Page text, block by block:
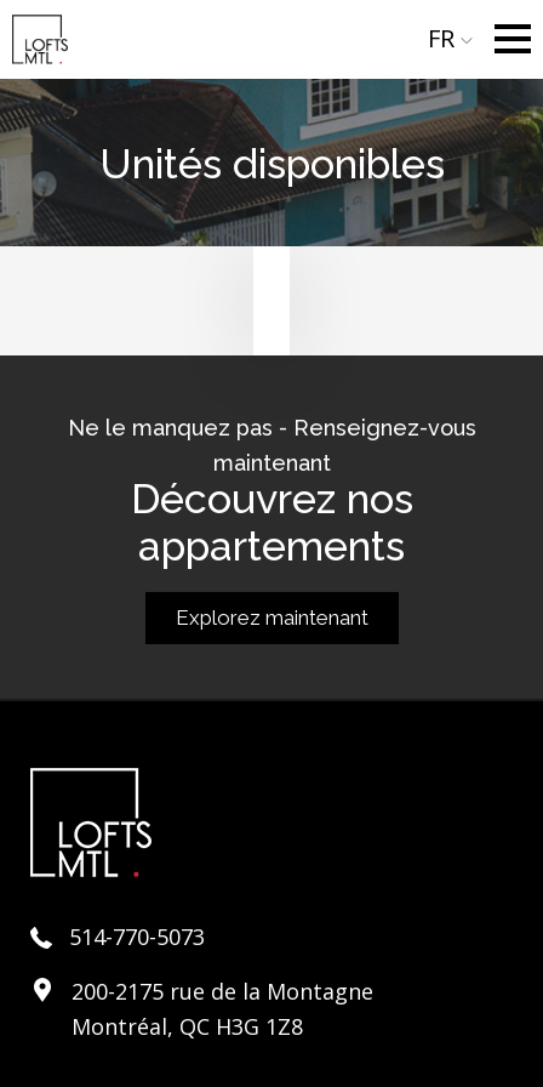
FR
Unités disponibles
Ne le manquez pas - Renseignez-vous
maintenant
Découvrez nos
appartements
Explorez maintenant
514-770-5073
200-2175 rue de la Montagne
Montréal, QC H3G 1Z8